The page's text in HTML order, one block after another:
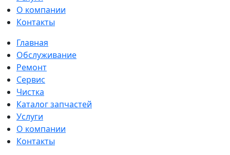
О компании
Контакты
Главная
Обслуживание
Ремонт
Сервис
Чистка
Каталог запчастей
Услуги
О компании
Контакты